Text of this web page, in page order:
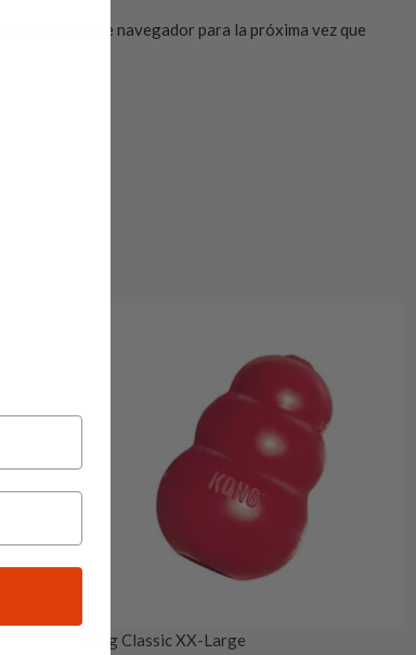
y web en este navegador para la próxima vez que
Kong Classic XX-Large